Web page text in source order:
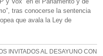
tras conocerse la sentencia
que avala la Ley de
INVITADOS AL DESAYUNO CON